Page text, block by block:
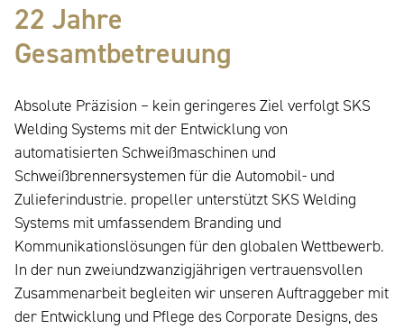
22 Jahre
Gesamtbetreuung
Absolute Präzision – kein geringeres Ziel verfolgt SKS
Welding Systems mit der Entwicklung von
automatisierten Schweißmaschinen und
Schweißbrennersystemen für die Automobil- und
Zulieferindustrie. propeller unterstützt SKS Welding
Systems mit umfassendem Branding und
Kommunikationslösungen für den globalen Wettbewerb.
In der nun zweiundzwanzigjährigen vertrauensvollen
Zusammenarbeit begleiten wir unseren Auftraggeber mit
der Entwicklung und Pflege des Corporate Designs, des